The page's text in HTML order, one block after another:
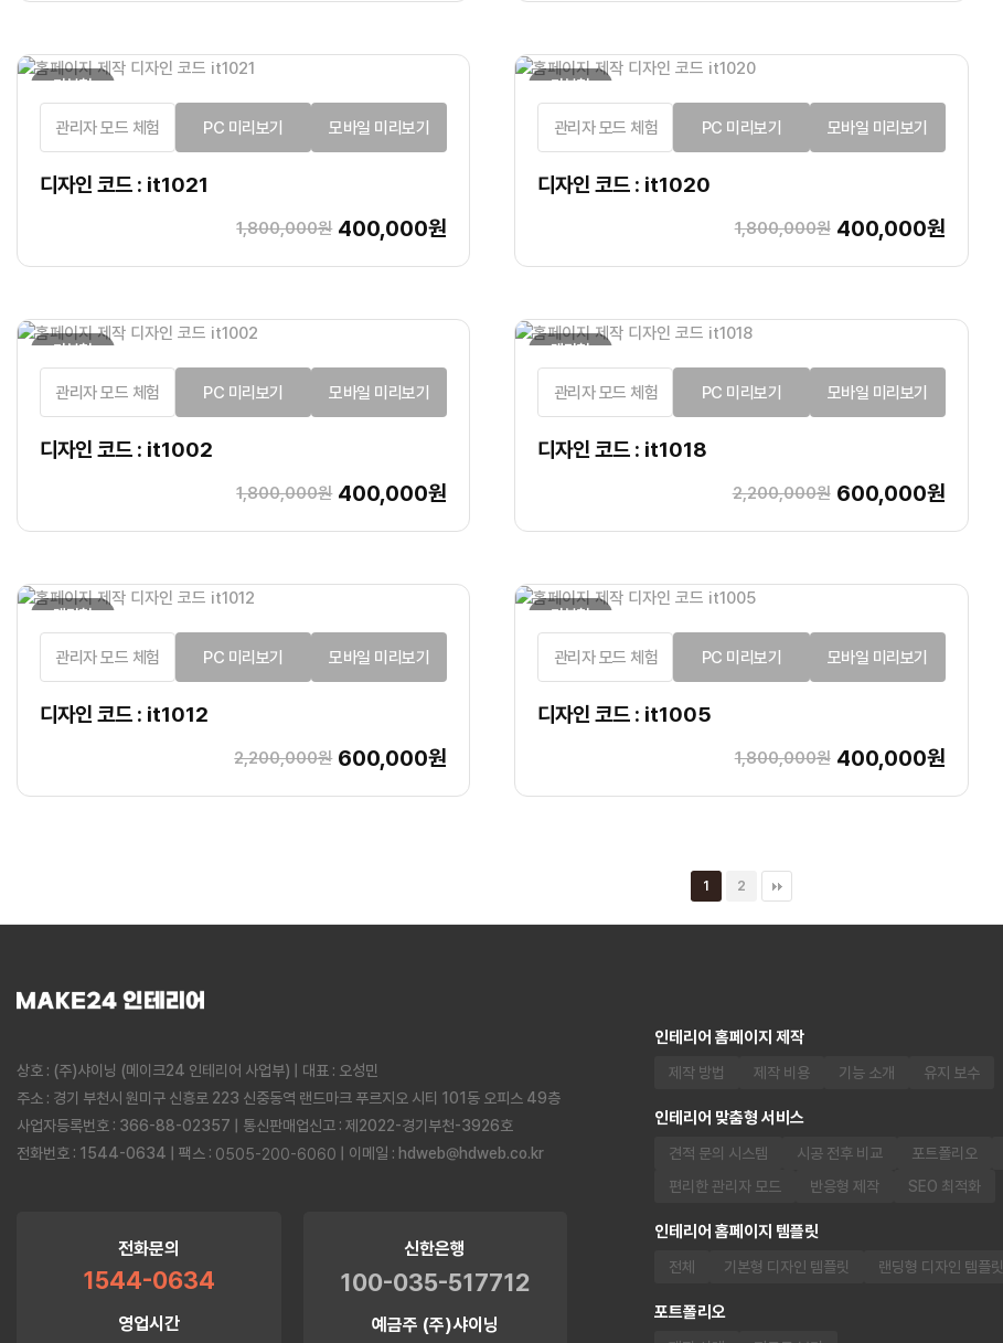
기본형
관리자 모드 체험 PC 미리보기 모바일 미리보기
디자인 코드 : it1021
1,800,000원 400,000원
기본형
관리자 모드 체험 PC 미리보기 모바일 미리보기
디자인 코드 : it1020
1,800,000원 400,000원
기본형
관리자 모드 체험 PC 미리보기 모바일 미리보기
디자인 코드 : it1002
1,800,000원 400,000원
랜딩형
관리자 모드 체험 PC 미리보기 모바일 미리보기
디자인 코드 : it1018
2,200,000원 600,000원
랜딩형
관리자 모드 체험 PC 미리보기 모바일 미리보기
디자인 코드 : it1012
2,200,000원 600,000원
기본형
관리자 모드 체험 PC 미리보기 모바일 미리보기
디자인 코드 : it1005
1,800,000원 400,000원
1 2
상호 : (주)샤이닝 (메이크24 인테리어 사업부) | 대표 : 오성민
주소 : 경기 부천시 원미구 신흥로 223 신중동역 랜드마크 푸르지오 시티 101동 오피스 49층
사업자등록번호 : 366-88-02357 | 통신판매업신고 : 제2022-경기부천-3926호
전화번호 : 1544-0634 | 팩스 : 0505-200-6060 | 이메일 : hdweb@hdweb.co.kr
전화문의
1544-0634
영업시간
신한은행
100-035-517712
예금주 (주)샤이닝
인테리어 홈페이지 제작
제작 방법 제작 비용 기능 소개 유지 보수
인테리어 맞춤형 서비스
견적 문의 시스템 시공 전후 비교 포트폴리오
편리한 관리자 모드
반응형 제작 SEO 최적화
인테리어 홈페이지 템플릿
전체 기본형 디자인 템플릿 랜딩형 디자인 템플릿
포트폴리오